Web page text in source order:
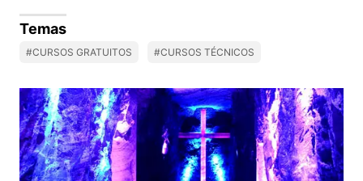
Temas
#CURSOS GRATUITOS #CURSOS TÉCNICOS